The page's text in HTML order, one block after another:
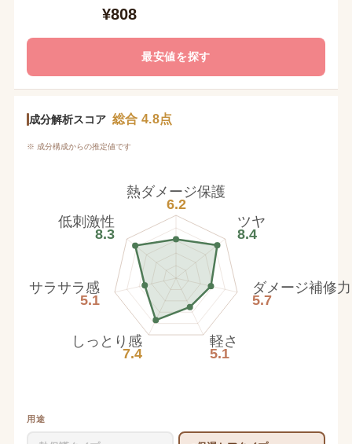
¥808
最安値を探す
成分解析スコア 総合 4.8点
※ 成分構成からの推定値です
熱ダメージ保護
6.2
ツヤ
8.4
ダメージ補修力
5.7
軽さ
5.1
しっとり感
7.4
サラサラ感
5.1
低刺激性
8.3
用途